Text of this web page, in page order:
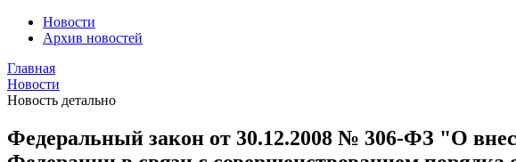
Новости
Архив новостей
Главная
Новости
Новость детально
Федеральный закон от 30.12.2008 № 306-ФЗ "О